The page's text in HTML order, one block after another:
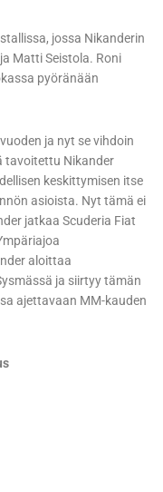
jossa Nikanderin
Matti Seistola. Roni
pyöränään
ja nyt se vihdoin
tavoitettu Nikander
keskittymisen itse
asioista. Nyt tämä ei
jatkaa Scuderia Fiat
aloittaa
ja siirtyy tämän
ajettavaan MM-kauden